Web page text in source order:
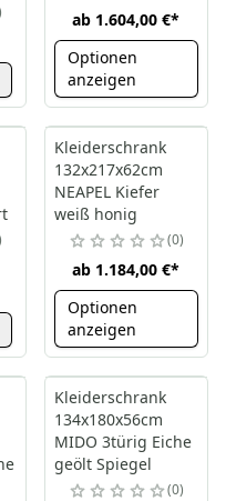
ab 1.604,00 €*
Optionen
anzeigen
Kleiderschrank
132x217x62cm
NEAPEL Kiefer
weiß honig
0
ab 1.184,00 €*
Optionen
anzeigen
Kleiderschrank
134x180x56cm
MIDO 3türig Eiche
geölt Spiegel
0